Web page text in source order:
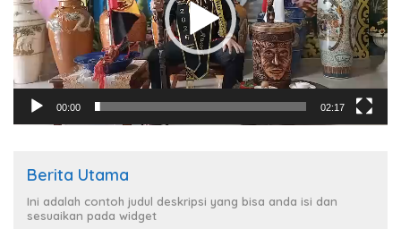
00:00 02:17
Berita Utama
Ini adalah contoh judul deskripsi yang bisa anda isi dan
sesuaikan pada widget